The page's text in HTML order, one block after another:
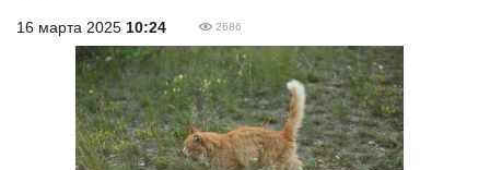
16 марта 2025 10:24 2686